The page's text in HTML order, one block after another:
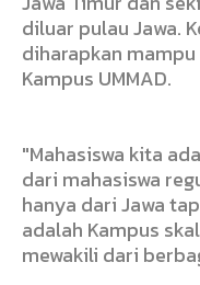
diluar pulau Jawa.
diharapkan
Kampus UMMAD.
"Mahasiswa kita
dari mahasiswa
hanya dari Jawa
adalah Kampus
mewakili dari